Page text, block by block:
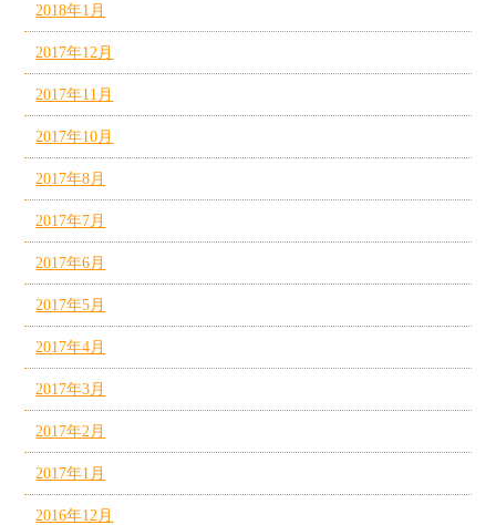
2018年1月
2017年12月
2017年11月
2017年10月
2017年8月
2017年7月
2017年6月
2017年5月
2017年4月
2017年3月
2017年2月
2017年1月
2016年12月